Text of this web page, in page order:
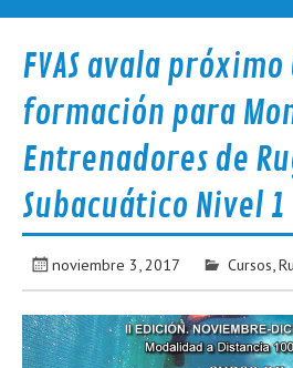
FVAS avala próximo
formación para
Entrenadores de
Subacuático Nivel 1
noviembre 3, 2017 Cursos